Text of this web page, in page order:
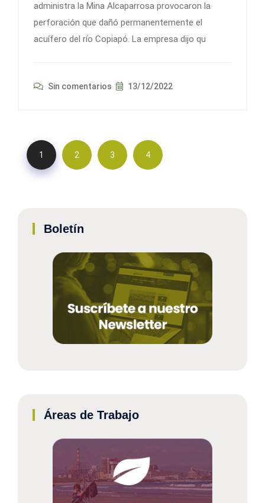
administra la Mina Alcaparrosa provocaron la
perforación que dañó permanentemente el
acuífero del río Copiapó. La empresa dijo qu
Sin comentarios 13/12/2022
1 2 3 4
Boletín
Áreas de Trabajo